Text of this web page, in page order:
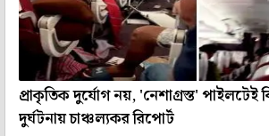
প্রাকৃতিক দুর্যোগ নয়, 'নেশাগ্রস্ত' পাইলটেই
দুর্ঘটনায় চাঞ্চল্যকর রিপোর্ট